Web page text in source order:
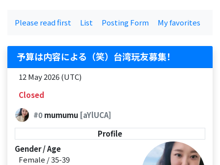
Please read first List Posting Form My favorites
予算は内容による（笑）台湾玩友募集！
12 May 2026 (UTC)
Closed
#0mumumu [aYlUCA]
Profile
Gender / Age
Female / 35-39